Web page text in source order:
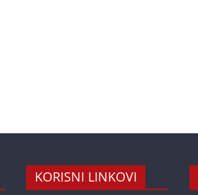
KORISNI LINKOVI